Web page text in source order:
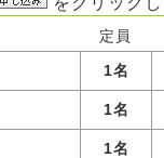
定員
1名
1名
1名